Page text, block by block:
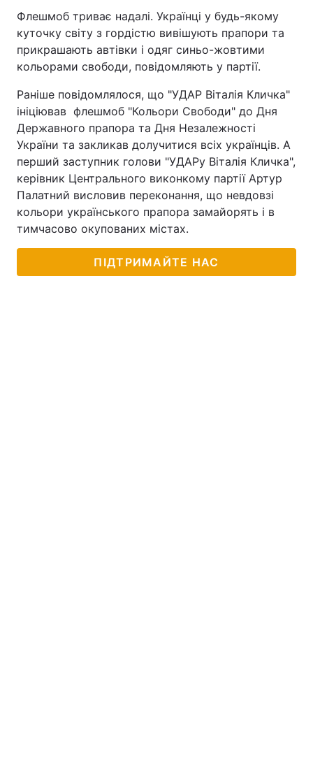
Флешмоб триває надалі. Українці у будь-якому
куточку світу з гордістю вивішують прапори та
прикрашають автівки і одяг синьо-жовтими
кольорами свободи, повідомляють у партії.
Раніше повідомлялося, що "УДАР Віталія Кличка"
ініціював флешмоб "Кольори Свободи" до Дня
Державного прапора та Дня Незалежності
України та закликав долучитися всіх українців. А
перший заступник голови "УДАРу Віталія Кличка",
керівник Центрального виконкому партії Артур
Палатний висловив переконання, що невдовзі
кольори українського прапора замайорять і в
тимчасово окупованих містах.
ПІДТРИМАЙТЕ НАС